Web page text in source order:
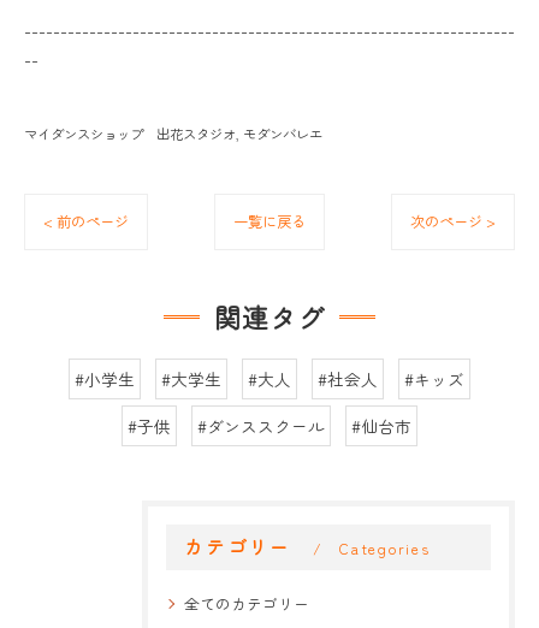
--------------------------------------------------------------------
--
マイダンスショップ 出花スタジオ モダンバレエ
< 前のページ 一覧に戻る 次のページ >
関連タグ
#小学生 #大学生 #大人 #社会人
#キッズ
#子供
#ダンススクール #仙台市
カテゴリー Categories
全てのカテゴリー